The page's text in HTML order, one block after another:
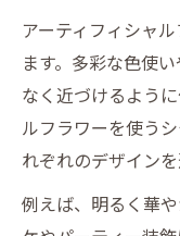
アーティフィシャ
ます。多彩な色使
なく近づけるよう
ルフラワーを使う
れぞれのデザイン
例えば、明るく華